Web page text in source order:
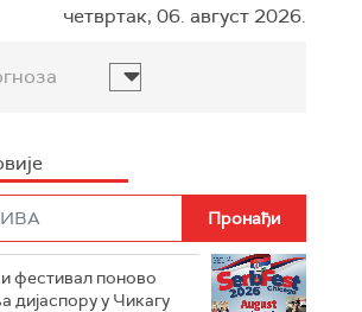
четвртак, 06. август 2026.
фестивал поново
дијаспору у Чикагу